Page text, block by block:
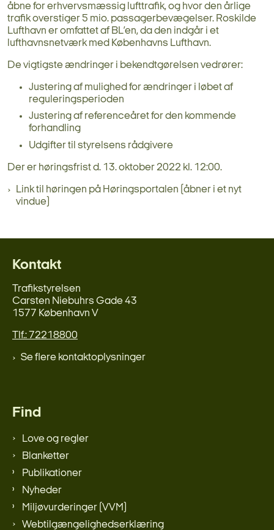
åbne for erhvervsmæssig lufttrafik, og hvor den årlige
trafik overstiger 5 mio. passagerbevægelser. Roskilde
Lufthavn er omfattet af BL’en, da den indgår i et
lufthavnsnetværk med Københavns Lufthavn.
De vigtigste ændringer i bekendtgørelsen vedrører:
Justering af mulighed for ændringer i løbet af
reguleringsperioden
Justering af referenceåret for den kommende
forhandling
Udgifter til styrelsens rådgivere
Der er høringsfrist d. 13. oktober 2022 kl. 12:00.
Link til høringen på Høringsportalen (åbner i et nyt
vindue)
Kontakt
Trafikstyrelsen
Carsten Niebuhrs Gade 43
1577 København V
Tlf.: 72218800
Se flere kontaktoplysninger
Find
Love og regler
Blanketter
Publikationer
Nyheder
Miljøvurderinger (VVM)
Webtilgængelighedserklæring